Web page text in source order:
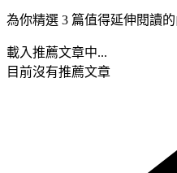
為你精選 3 篇值得延伸閱讀
載入推薦文章中...
目前沒有推薦文章